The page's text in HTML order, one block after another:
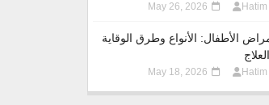
Hatim
May 26, 2026
الأطفال: الأنواع وطرق الوقاية
Hatim
May 18, 2026